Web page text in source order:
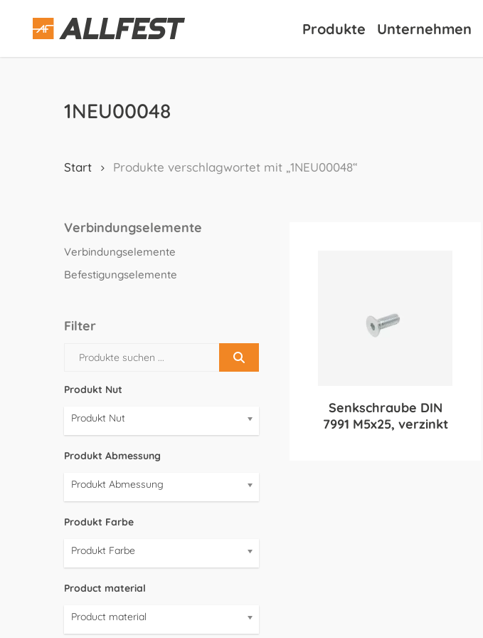
content
Produkte Unternehmen
1NEU00048
Start Produkte verschlagwortet mit „1NEU00048“
Verbindungselemente
Verbindungselemente
Befestigungselemente
Filter
Produkt Nut
Produkt Nut
Produkt Abmessung
Produkt Abmessung
Produkt Farbe
Produkt Farbe
Product material
Product material
Senkschraube DIN
7991 M5x25, verzinkt